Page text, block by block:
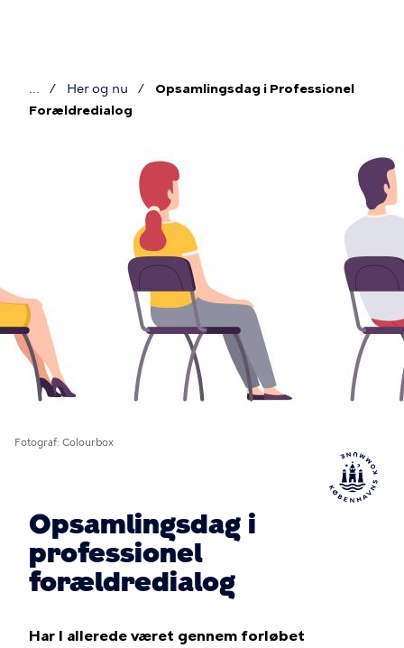
Brødkrumme
Her og nu
Opsamlingsdag i Professionel
Forældredialog
Fotograf Colourbox
Opsamlingsdag i
professionel
forældredialog
Har I allerede været gennem forløbet